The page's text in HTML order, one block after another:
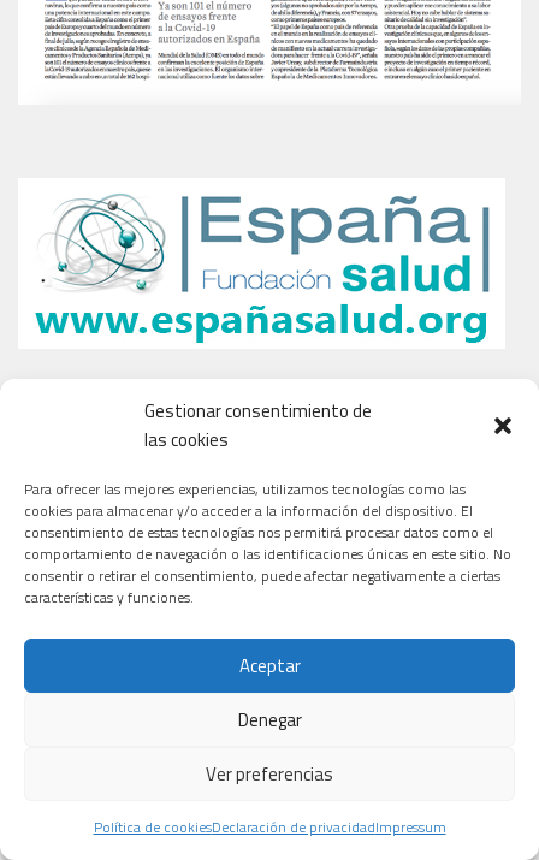
Gestionar consentimiento de
las cookies
Para ofrecer las mejores experiencias, utilizamos tecnologías como las
cookies para almacenar y/o acceder a la información del dispositivo. El
consentimiento de estas tecnologías nos permitirá procesar datos como el
comportamiento de navegación o las identificaciones únicas en este sitio. No
consentir o retirar el consentimiento, puede afectar negativamente a ciertas
características y funciones.
Aceptar
Denegar
Ver preferencias
Política de cookiesDeclaración de privacidadImpressum